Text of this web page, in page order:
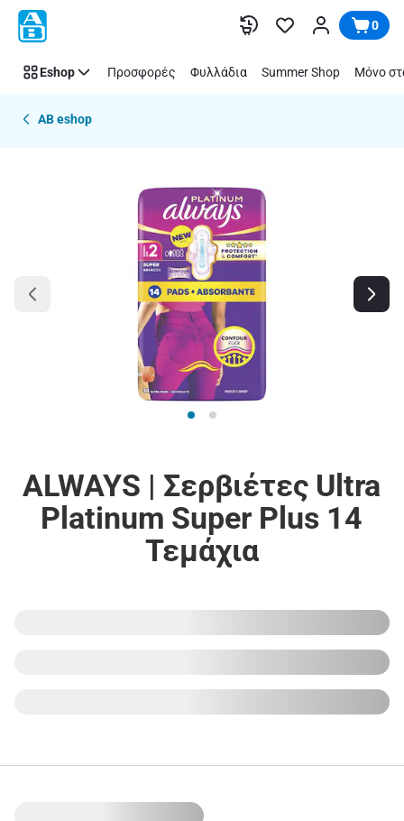
Παράλειψη 0
Eshop Προσφορές Φυλλάδια Summer Shop Μόνο
AB eshop
ALWAYS | Σερβιέτες Ultra
Platinum Super Plus 14
Τεμάχια